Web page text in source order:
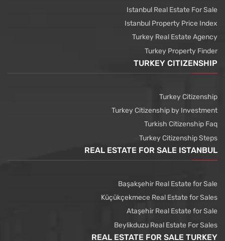
Istanbul Real Estate For Sale
Istanbul Property Price Index
Turkey Real Estate Agency
Turkey Property Finder
TURKEY CITIZENSHIP
Turkey Citizenship
Turkey Citizenship by Investment
Turkish Citizenship Faq
Turkey Citizenship Steps
REAL ESTATE FOR SALE ISTANBUL
Başakşehir Real Estate for Sale
Küçükçekmece Real Estate for Sales
Ataşehir Real Estate for Sale
Beylikduzu Real Estate For Sales
REAL ESTATE FOR SALE TURKEY